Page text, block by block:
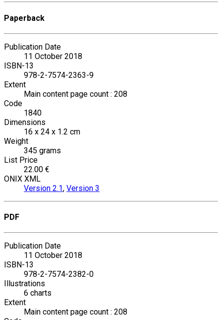
Paperback
Publication Date
11 October 2018
ISBN-13
978-2-7574-2363-9
Extent
Main content page count : 208
Code
1840
Dimensions
16 x 24 x 1.2 cm
Weight
345 grams
List Price
22.00 €
ONIX XML
Version 2.1, Version 3
PDF
Publication Date
11 October 2018
ISBN-13
978-2-7574-2382-0
Illustrations
6 charts
Extent
Main content page count : 208